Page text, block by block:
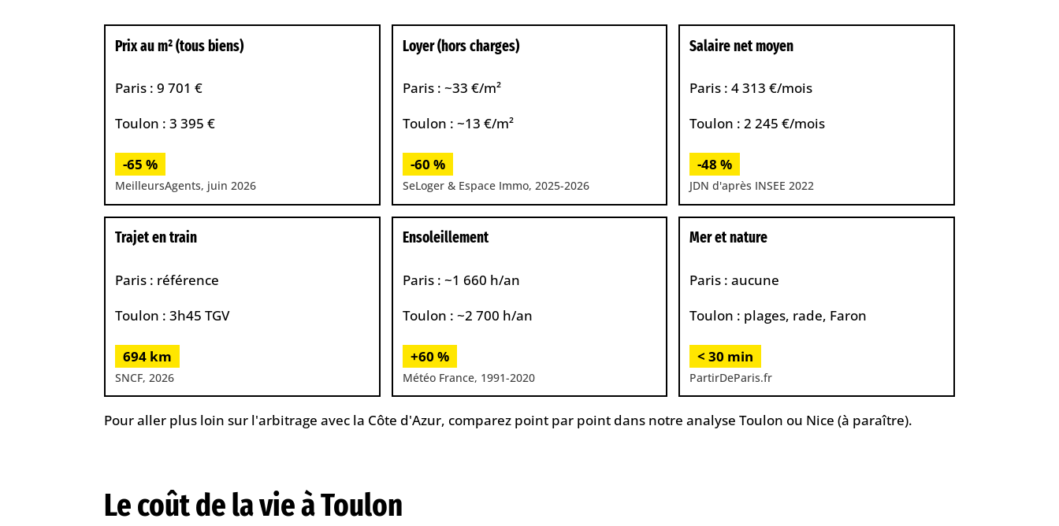
Prix au m² (tous biens)
Paris : 9 701 €
Toulon : 3 395 €
-65 %
MeilleursAgents, juin 2026
Loyer (hors charges)
Paris : ~33 €/m²
Toulon : ~13 €/m²
-60 %
SeLoger & Espace Immo, 2025-2026
Salaire net moyen
Paris : 4 313 €/mois
Toulon : 2 245 €/mois
-48 %
JDN d'après INSEE 2022
Trajet en train
Paris : référence
Toulon : 3h45 TGV
694 km
SNCF, 2026
Ensoleillement
Paris : ~1 660 h/an
Toulon : ~2 700 h/an
+60 %
Météo France, 1991-2020
Mer et nature
Paris : aucune
Toulon : plages, rade, Faron
< 30 min
PartirDeParis.fr
Pour aller plus loin sur l'arbitrage avec la Côte d'Azur, comparez point par point dans notre analyse Toulon ou Nice (à paraître).
Le coût de la vie à Toulon